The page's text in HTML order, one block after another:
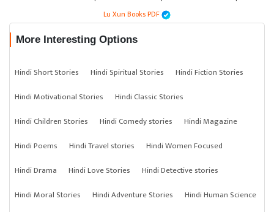
Lu Xun Books PDF
More Interesting Options
Hindi Short Stories Hindi Spiritual Stories
Hindi Fiction Stories
Hindi Motivational Stories
Hindi Classic Stories
Hindi Children Stories
Hindi Comedy stories
Hindi Magazine
Hindi Poems
Hindi Travel stories
Hindi Women Focused
Hindi Drama
Hindi Love Stories
Hindi Detective stories
Hindi Moral Stories
Hindi Adventure Stories
Hindi Human Science